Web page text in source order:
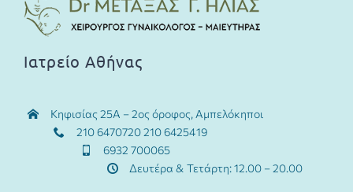
Ιατρείο Αθήνας
Κηφισίας 25Α – 2ος όροφος, Αμπελόκηποι
210 6470720 210 6425419
6932 700065
Δευτέρα & Τετάρτη: 12.00 – 20.00